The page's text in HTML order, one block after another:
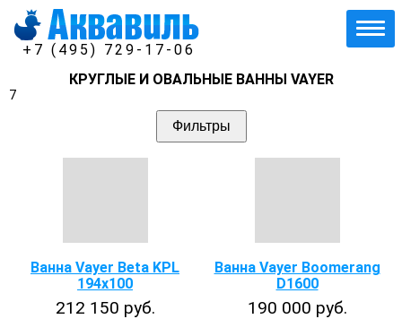
+7 (495) 729-17-06
КРУГЛЫЕ И ОВАЛЬНЫЕ ВАННЫ VAYER
7
Фильтры
Ванна Vayer Beta KPL
194x100
212 150 руб.
Ванна Vayer Boomerang
D1600
190 000 руб.